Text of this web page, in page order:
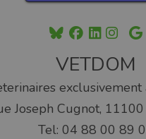
VETDOM
exclusivement
Joseph Cugnot,
Tel: 04 88 00 89